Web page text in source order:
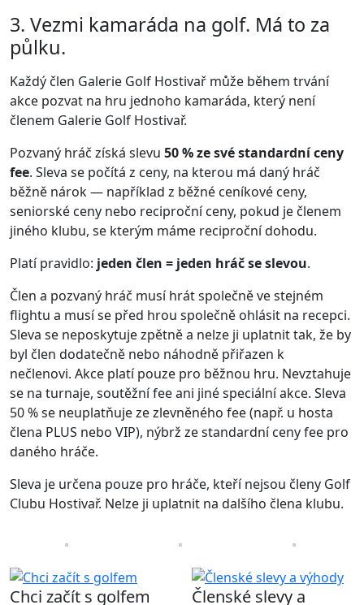
3. Vezmi kamaráda na golf. Má to za
půlku.
Každý člen Galerie Golf Hostivař může během trvání
akce pozvat na hru jednoho kamaráda, který není
členem Galerie Golf Hostivař.
Pozvaný hráč získá slevu 50 % ze své standardní ceny
fee. Sleva se počítá z ceny, na kterou má daný hráč
běžně nárok — například z běžné ceníkové ceny,
seniorské ceny nebo reciproční ceny, pokud je členem
jiného klubu, se kterým máme reciproční dohodu.
Platí pravidlo: jeden člen = jeden hráč se slevou.
Člen a pozvaný hráč musí hrát společně ve stejném
flightu a musí se před hrou společně ohlásit na recepci.
Sleva se neposkytuje zpětně a nelze ji uplatnit tak, že by
byl člen dodatečně nebo náhodně přiřazen k
nečlenovi. Akce platí pouze pro běžnou hru. Nevztahuje
se na turnaje, soutěžní fee ani jiné speciální akce. Sleva
50 % se neuplatňuje ze zlevněného fee (např. u hosta
člena PLUS nebo VIP), nýbrž ze standardní ceny fee pro
daného hráče.
Sleva je určena pouze pro hráče, kteří nejsou členy Golf
Clubu Hostivař. Nelze ji uplatnit na dalšího člena klubu.
Chci začít s golfem
Členské slevy a